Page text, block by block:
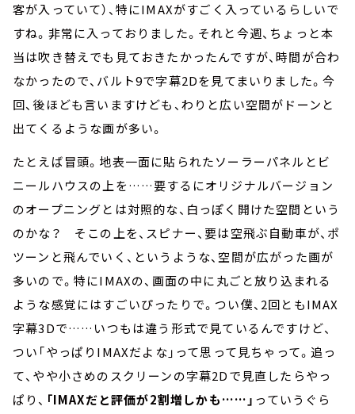
客が入っていて）、特にIMAXがすごく入っているらしいで
すね。非常に入っておりました。それと今週、ちょっと本
当は吹き替えでも見ておきたかったんですが、時間が合わ
なかったので、バルト9で字幕2Dを見てまいりました。今
回、後ほども言いますけども、わりと広い空間がドーンと
出てくるような画が多い。
たとえば冒頭。地表一面に貼られたソーラーパネルとビ
ニールハウスの上を……要するにオリジナルバージョン
のオープニングとは対照的な、白っぽく開けた空間という
のかな？ そこの上を、スピナー、要は空飛ぶ自動車が、ポ
ツーンと飛んでいく、というような、空間が広がった画が
多いので。特にIMAXの、画面の中に丸ごと放り込まれる
ような感覚にはすごいぴったりで。つい僕、2回ともIMAX
字幕3Dで……いつもは違う形式で見ているんですけど、
つい「やっぱりIMAXだよな」って思って見ちゃって。追っ
て、やや小さめのスクリーンの字幕2Dで見直したらやっ
ぱり、 「IMAXだと評価が2割増しかも……」 っていうぐら